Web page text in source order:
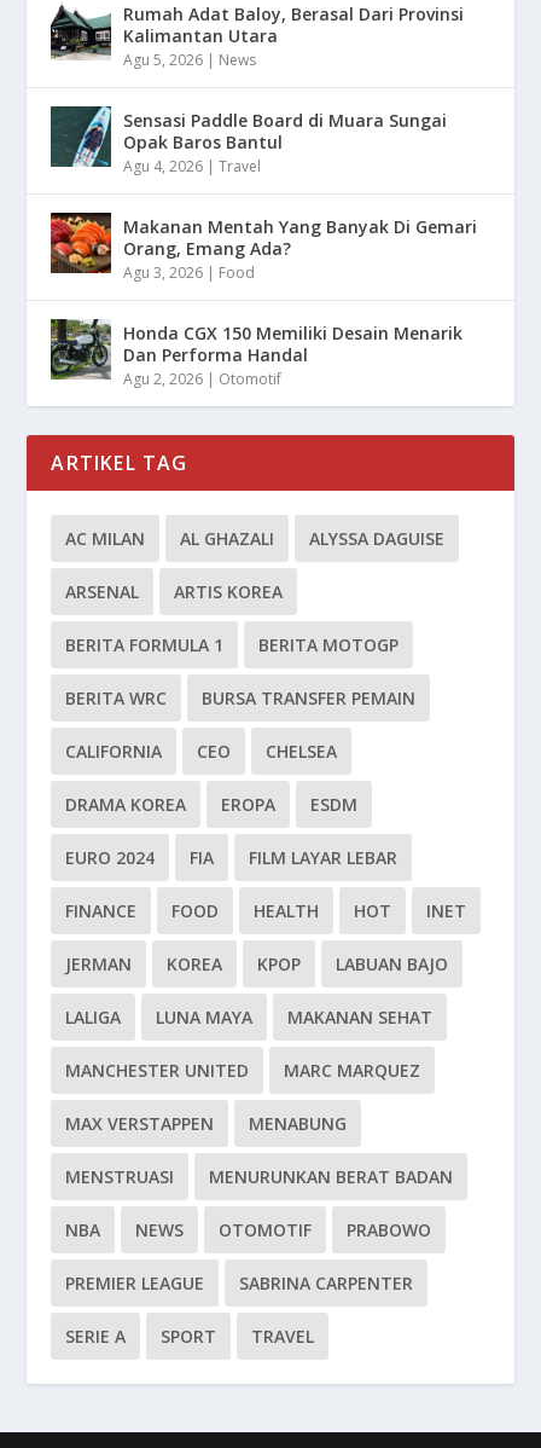
Rumah Adat Baloy, Berasal Dari Provinsi
Kalimantan Utara
Agu 5, 2026 | News
Sensasi Paddle Board di Muara Sungai
Opak Baros Bantul
Agu 4, 2026 |Travel
Makanan Mentah Yang Banyak Di Gemari
Orang, Emang Ada?
Agu 3, 2026 | Food
Honda CGX 150 Memiliki Desain Menarik
Dan Performa Handal
Agu 2, 2026 | Otomotif
ARTIKEL TAG
AC MILAN AL GHAZALI ALYSSA DAGUISE
ARSENAL ARTIS KOREA
BERITA FORMULA 1 BERITA MOTOGP
BERITA WRC BURSA TRANSFER PEMAIN
CALIFORNIA CEO CHELSEA
DRAMA KOREA EROPA ESDM
EURO 2024 FIA FILM LAYAR LEBAR
FINANCE FOOD HEALTH HOT INET
JERMAN KOREA KPOP LABUAN BAJO
LALIGA LUNA MAYA MAKANAN SEHAT
MANCHESTER UNITED MARC MARQUEZ
MAX VERSTAPPEN MENABUNG
MENSTRUASI MENURUNKAN BERAT BADAN
NBA NEWS OTOMOTIF PRABOWO
PREMIER LEAGUE SABRINA CARPENTER
SERIE A SPORT TRAVEL